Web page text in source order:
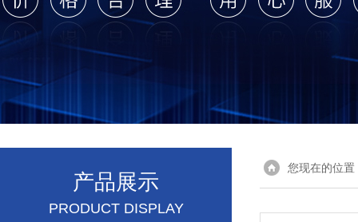
产品展示
PRODUCT DISPLAY
您现在的位置